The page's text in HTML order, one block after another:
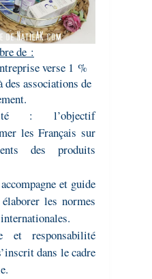
de :
verse 1 %
des associations de
: l’objectif
les Français sur
des produits
et guide
les normes
et responsabilité
dans le cadre